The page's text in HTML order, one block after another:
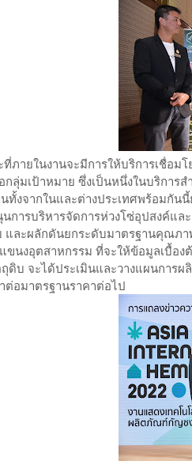
ภายในงานจะมีการให้บริการเชื่อมโ
กลุ่มเป้าหมาย ซึ่งเป็นหนึ่งในบริการ
ทั้งจากในและต่างประเทศพร้อมกันนี้
การบริหารจัดการห่วงโซ่อุปสงค์แล
และผลักดันยกระดับมาตรฐานคุณภ
ขนงอุตสาหกรรม ที่จะให้ข้อมูลเบื้อ
ดิบ จะได้ประเมินและวางแผนการ
อมาตรฐานราคาต่อไป